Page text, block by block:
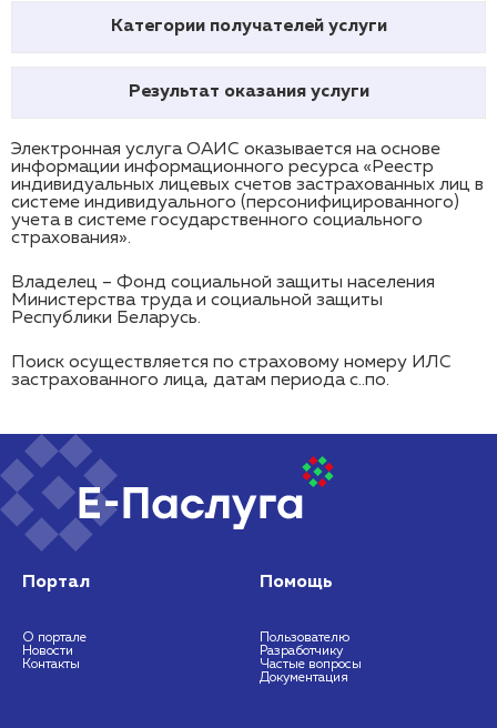
Категории получателей услуги
Результат оказания услуги
Электронная услуга ОАИС оказывается на основе
информации информационного ресурса «Реестр
индивидуальных лицевых счетов застрахованных лиц в
системе индивидуального (персонифицированного)
учета в системе государственного социального
страхования».
Владелец – Фонд социальной защиты населения
Министерства труда и социальной защиты
Республики Беларусь.
Поиск осуществляется по страховому номеру ИЛС
застрахованного лица, датам периода с..по.
Портал
О портале
Новости
Контакты
Помощь
Пользователю
Разработчику
Частые вопросы
Документация